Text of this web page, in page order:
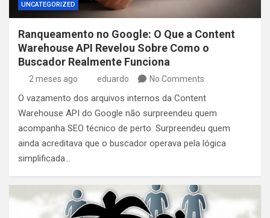
UNCATEGORIZED
Ranqueamento no Google: O Que a Content
Warehouse API Revelou Sobre Como o
Buscador Realmente Funciona
2 meses ago eduardo No Comments
O vazamento dos arquivos internos da Content
Warehouse API do Google não surpreendeu quem
acompanha SEO técnico de perto. Surpreendeu quem
ainda acreditava que o buscador operava pela lógica
simplificada…